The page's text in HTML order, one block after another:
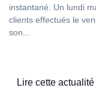
instantané. Un lundi
clients effectués le
son...
Lire cette actualité